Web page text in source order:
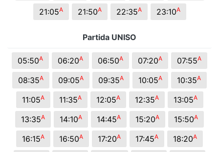
21:05A 21:50A 22:35A 23:10A
Partida UNISO
05:50A 06:20A 06:50A 07:20A 07:55A
08:35A 09:05A 09:35A 10:05A 10:35A
11:05A 11:35A 12:05A 12:35A 13:05A
13:35A 14:10A 14:45A 15:20A 15:50A
16:15A 16:50A 17:20A 17:45A 18:20A